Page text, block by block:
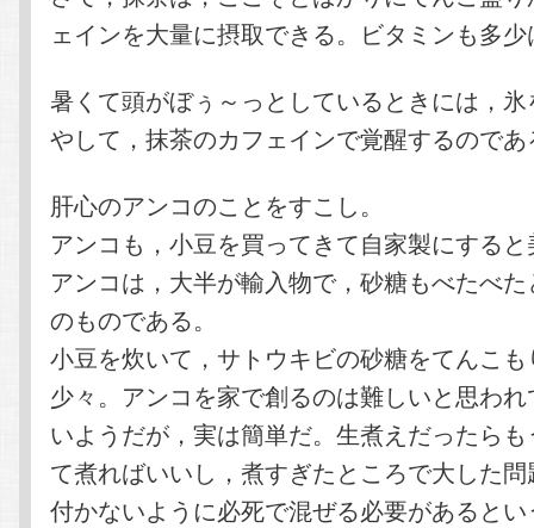
ェインを大量に摂取できる。ビタミンも多
暑くて頭がぼぅ～っとしているときには，
やして，抹茶のカフェインで覚醒するのであ
肝心のアンコのことをすこし。
アンコも，小豆を買ってきて自家製にする
アンコは，大半が輸入物で，砂糖もべたべ
のものである。
小豆を炊いて，サトウキビの砂糖をてんこ
少々。アンコを家で創るのは難しいと思わ
いようだが，実は簡単だ。生煮えだったら
て煮ればいいし，煮すぎたところで大した
付かないように必死で混ぜる必要があると